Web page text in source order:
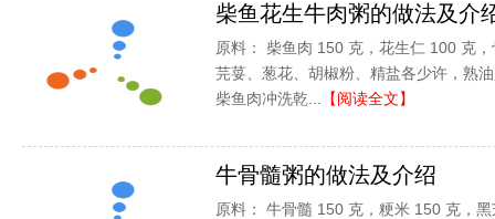
柴鱼花生牛肉粥的做法及介
原料： 柴鱼肉 150 克，花生仁 100 克
芫荽、葱花、胡椒粉、精盐各少许，熟
柴鱼肉冲洗乾...
【阅读全文】
牛骨髓粥的做法及介绍
原料： 牛骨髓 150 克，粳米 150 克，